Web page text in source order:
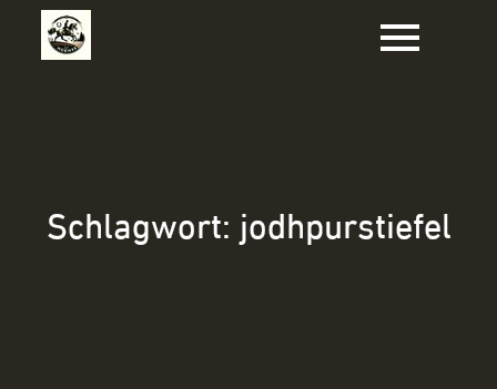
Schlagwort: jodhpurstiefel